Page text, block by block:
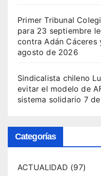
Primer Tribunal
para 23 septiembre
contra Adán Cáceres
agosto de 2026
Sindicalista chileno
evitar el modelo de
sistema solidario 7
Categorías
ACTUALIDAD (97)